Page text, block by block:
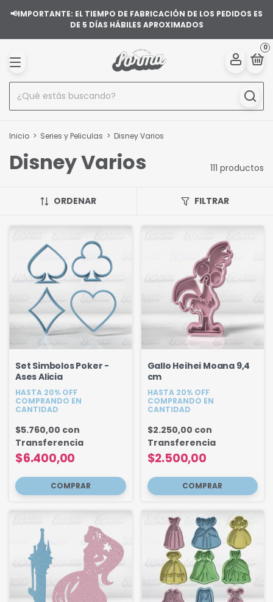
📢IMPORTANTE: EL TIEMPO DE FABRICACIÓN DE LOS PEDIDOS ES
DE 5 DÍAS HÁBILES APROXIMADOS
0
Inicio > Series y Peliculas > Disney Varios
Disney Varios 111 productos
ORDENAR FILTRAR
Set Simbolos Poker -
Ases Alicia
HASTA 20% OFF
COMPRANDO EN
CANTIDAD
$6.400,00
$5.760,00 con
Transferencia
Gallo Heihei Moana 9,4
cm
HASTA 20% OFF
COMPRANDO EN
CANTIDAD
$2.500,00
$2.250,00 con
Transferencia